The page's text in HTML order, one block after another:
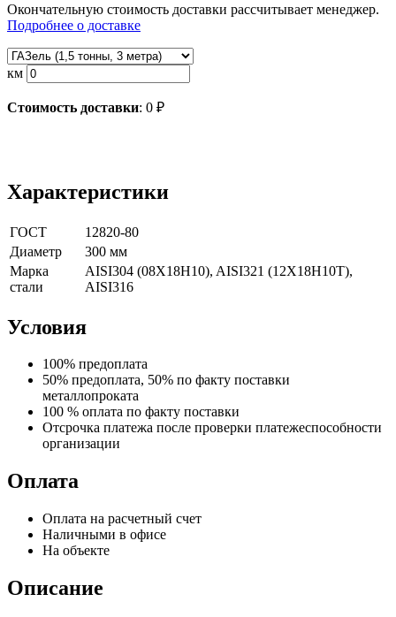
Окончательную стоимость доставки рассчитывает менеджер.
Подробнее о доставке
км
Стоимость доставки: 0 ₽
Характеристики
ГОСТ
12820-80
Диаметр
300 мм
Марка
стали
AISI304 (08Х18Н10), AISI321 (12Х18Н10Т),
AISI316
Условия
100% предоплата
50% предоплата, 50% по факту поставки
металлопроката
100 % оплата по факту поставки
Отсрочка платежа после проверки платежеспособности
организации
Оплата
Оплата на расчетный счет
Наличными в офисе
На объекте
Описание